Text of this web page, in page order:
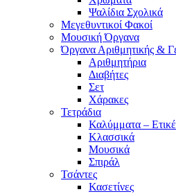
Ψαλίδια Σχολικά
Μεγεθυντικοί Φακοί
Μουσική Όργανα
Όργανα Αριθμητικής &
Αριθμητήρια
Διαβήτες
Σετ
Χάρακες
Τετράδια
Καλύμματα –
Κλασσικά
Μουσικά
Σπιράλ
Τσάντες
Κασετίνες